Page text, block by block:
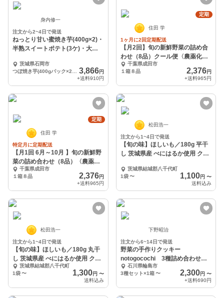
身内修一
注文から2~4日で発送
ねっとり甘い蜜焼き芋(400g×2)・
半熟スイートポテト(3ケ)・大学
茨城県石岡市
3,866円
+送料910円
定期
住田 学
1ヶ月に2回定期配送
【月2回】旬の新鮮野菜の詰め合
わせ（8品）クール便〈農薬化学
肥料不使用〉
千葉県成田市
１箱８品
2,376円
+送料965円
定期
住田 学
特定月に定期配送
【月1回 6月～10月 】旬の新鮮野
菜の詰め合わせ（8品）〈農薬化
学肥料不使〉
千葉県成田市
１箱８品
2,376円
+送料965円
松田浩一
注文から1~4日で発送
【旬の味】ほしいも／180g 平干
し 茨城県産 べにはるか使用 クリ
茨城県結城郡八千代町
1袋 〜 1,100円 〜
送料込み
松田浩一
注文から1~4日で発送
【旬の味】ほしいも／180g 丸干
し 茨城県産 べにはるか使用 クリ
ックポスト
茨城県結城郡八千代町
1袋〜 1,300円 〜
送料込み
下野昭治
注文から6~14日で発送
野菜の手作りクッキー
notogocochi 3種詰め合わせセ
ット（春夏）
石川県輪島市
3種セット×1箱 〜 2,300円 〜
+送料690円